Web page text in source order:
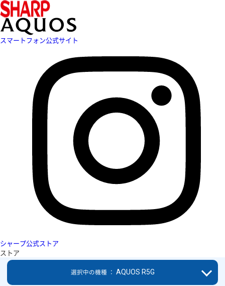
スマートフォン公式サイト
シャープ公式ストア
ストア
選択中の機種 ： AQUOS R5G